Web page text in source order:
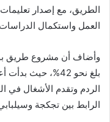
الطريق، مع إصدار
العمل واستكمال
وأضاف أن مشروع طريق
بلغ نحو 42%،
الردم وتقدم الأشغال في
الرابط بين تجكجة وسيلبابي